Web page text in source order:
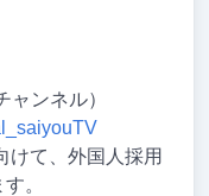
ャンネル）
けて、外国人採用
。